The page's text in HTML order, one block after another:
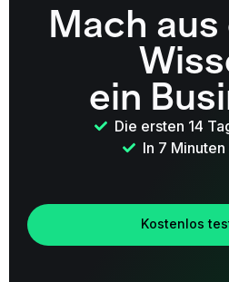
Mach
ein
Die ersten 14
In 7
Kostenlos